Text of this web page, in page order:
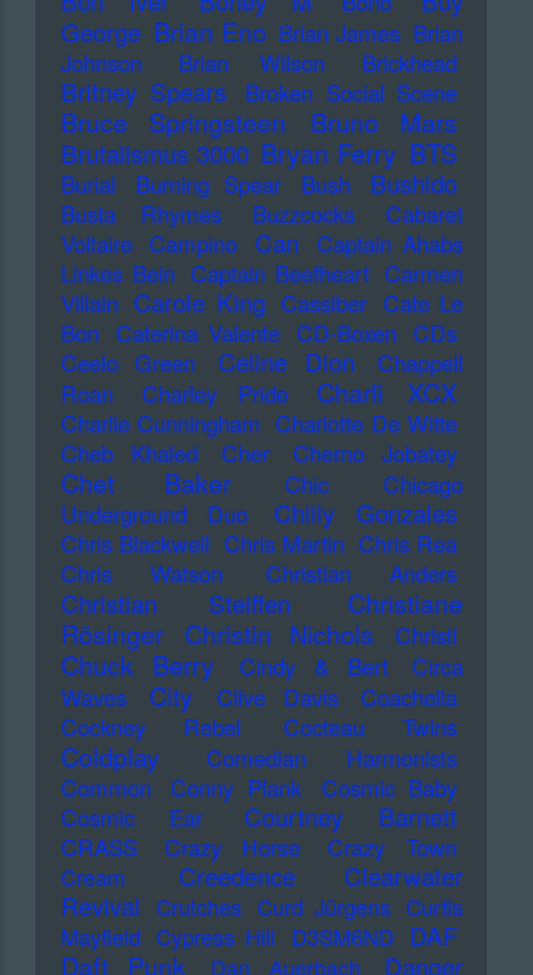
George Brian Eno Brian James Brian
Johnson
Brian Wilson Brickhead
Britney Spears Broken Social Scene
Bruce Springsteen Bruno Mars
Brutalismus 3000 Bryan Ferry BTS
Burial Burning Spear Bush Bushido
Busta Rhymes Buzzcocks
Cabaret
Voltaire Campino Can
Captain Ahabs
Linkes Bein Captain Beefheart Carmen
Villain Carole King Cassiber Cate Le
Bon
Caterina Valente CD-Boxen
CDs
Ceelo Green
Celine Dion
Chappell
Roan
Charley Pride Charli XCX
Charlie Cunningham Charlotte De Witte
Cheb Khaled
Cher Cherno Jobatey
Chet Baker Chic
Chicago
Underground Duo
Chilly Gonzales
Chris Blackwell Chris Martin Chris Rea
Chris Watson
Christian Anders
Christian Steiffen
Christiane
Rösinger
Christin Nichols Christl
Chuck Berry Cindy & Bert
Circa
Waves
City Clive Davis
Coachella
Cockney Rebel
Cocteau Twins
Coldplay
Comedian Harmonists
Common
Conny Plank
Cosmic Baby
Cosmic Ear
Courtney Barnett
CRASS Crazy Horse Crazy Town
Cream
Creedence Clearwater
Revival
Crutches Curd Jürgens Curtis
Mayfield Cypress Hill D3SM6ND DAF
Daft Punk Dan Auerbach
Danger